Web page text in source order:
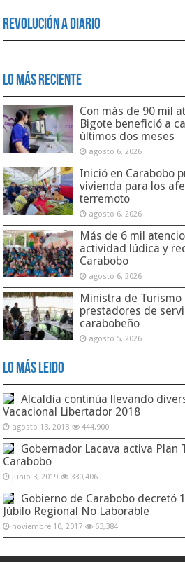
Revolución a Diario
Lo Más Reciente
Con más de 90 mil
Bigote benefició a
últimos dos meses
agosto 6, 2026
Inició en Carabobo
vivienda para los
terremoto
agosto 6, 2026
Más de 6 mil
actividad lúdica y
Carabobo
agosto 6, 2026
Ministra de
prestadores de
carabobeño
agosto 5, 2026
Lo Más Leido
Alcaldía continúa llevando
Vacacional Libertador 2018
agosto 13, 2018 444,900
Gobernador Lacava activa Plan
Carabobo
junio 3, 2019 330,406
Gobierno de Carabobo decretó
Júbilo Regional No Laborable
noviembre 10, 2017 63,384